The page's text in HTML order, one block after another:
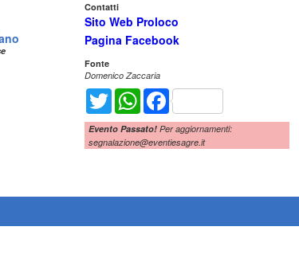
Contatti
Sito Web Proloco
Pagina Facebook
Fonte
Domenico Zaccaria
Twitter WhatsAppFacebook
Evento Passato! Per aggiornamenti:
segnalazione@eventiesagre.it